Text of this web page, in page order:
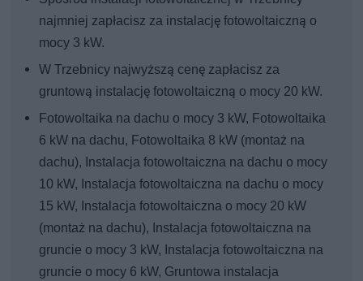
najmniej zapłacisz za instalację fotowoltaiczną o
mocy 3 kW.
W Trzebnicy najwyższą cenę zapłacisz za
gruntową instalację fotowoltaiczną o mocy 20 kW.
Fotowoltaika na dachu o mocy 3 kW, Fotowoltaika
6 kW na dachu, Fotowoltaika 8 kW (montaż na
dachu), Instalacja fotowoltaiczna na dachu o mocy
10 kW, Instalacja fotowoltaiczna na dachu o mocy
15 kW, Instalacja fotowoltaiczna o mocy 20 kW
(montaż na dachu), Instalacja fotowoltaiczna na
gruncie o mocy 3 kW, Instalacja fotowoltaiczna na
gruncie o mocy 6 kW, Gruntowa instalacja